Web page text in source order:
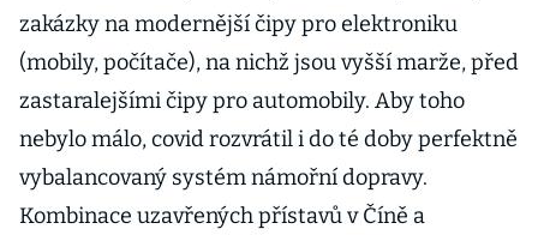
zakázky na modernější čipy pro elektroniku
(mobily, počítače), na nichž jsou vyšší marže, před
zastaralejšími čipy pro automobily. Aby toho
nebylo málo, covid rozvrátil i do té doby perfektně
vybalancovaný systém námořní dopravy.
Kombinace uzavřených přístavů v Číně a